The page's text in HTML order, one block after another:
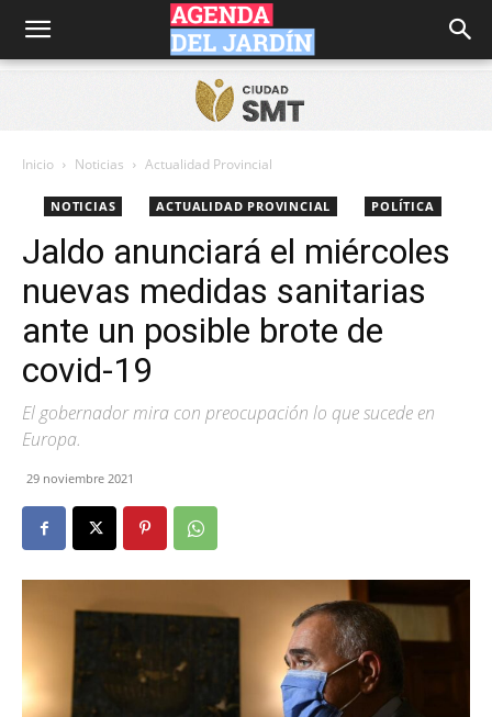
Agenda
Jardín
Inicio Noticias Actualidad Provincial
NOTICIAS ACTUALIDAD PROVINCIAL POLÍTICA
Jaldo anunciará el miércoles
nuevas medidas sanitarias
ante un posible brote de
covid-19
El gobernador mira con preocupación lo que sucede en
Europa.
29 noviembre 2021